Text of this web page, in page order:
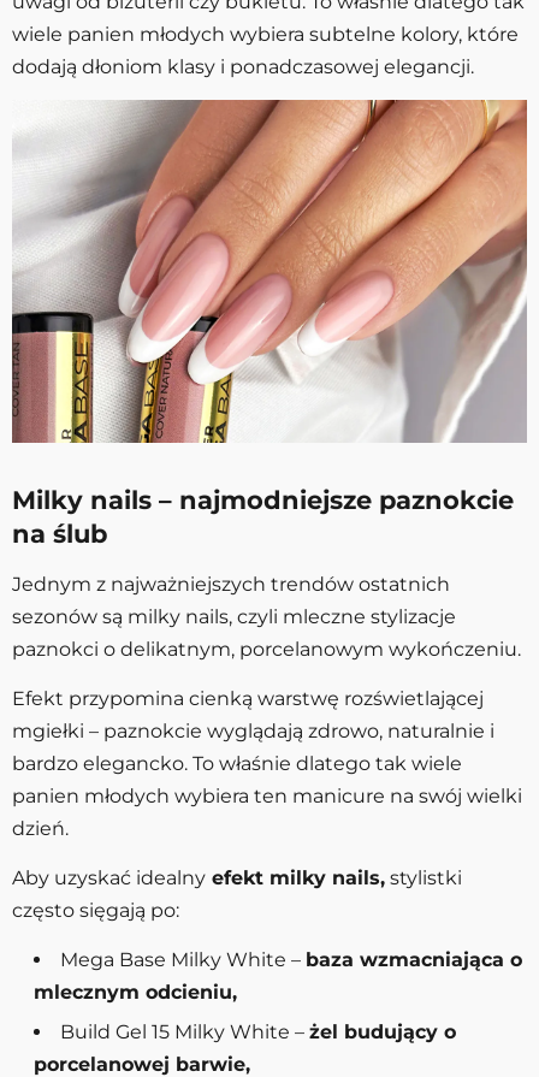
wiele panien młodych wybiera subtelne kolory, które
dodają dłoniom klasy i ponadczasowej elegancji.
Milky nails – najmodniejsze paznokcie
na ślub
Jednym z najważniejszych trendów ostatnich
sezonów są milky nails, czyli mleczne stylizacje
paznokci o delikatnym, porcelanowym wykończeniu.
Efekt przypomina cienką warstwę rozświetlającej
mgiełki – paznokcie wyglądają zdrowo, naturalnie i
bardzo elegancko. To właśnie dlatego tak wiele
panien młodych wybiera ten manicure na swój wielki
dzień.
Aby uzyskać idealny efekt milky nails, stylistki
często sięgają po:
Mega Base Milky White – baza wzmacniająca o
mlecznym odcieniu,
Build Gel 15 Milky White – żel budujący o
porcelanowej barwie,